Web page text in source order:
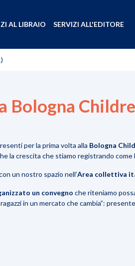
AL LIBRAIO SERVIZI ALL'EDITORE
Bologna
per la prima volta alla Bologna
la crescita che stiamo registrando
un nostro spazio nell’Area collettiva
un convegno che riteniamo
in un mercato che cambia”: